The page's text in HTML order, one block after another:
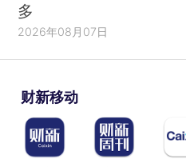
多
2026年08月07日
财新移动